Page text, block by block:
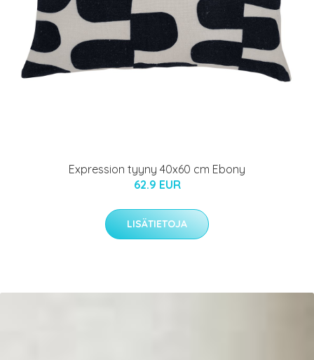
Expression tyyny 40x60 cm Ebony
62.9 EUR
LISÄTIETOJA